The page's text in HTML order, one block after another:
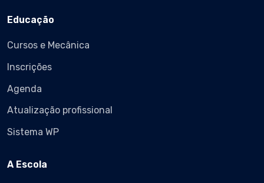
Educação
Cursos e Mecânica
Inscrições
Agenda
Atualização profissional
Sistema WP
A Escola